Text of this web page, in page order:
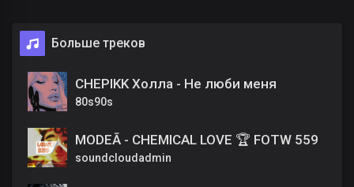
Больше треков
CHEPIKK Холла - Не люби меня
80s90s
MODEĀ - CHEMICAL LOVE 🏆 FOTW 559
soundcloudadmin